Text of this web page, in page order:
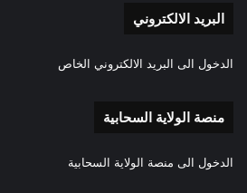
البريد الالكتروني
الدخول الى البريد الالكتروني الخاص
منصة الولاية السحابية
الدخول الى منصة الولاية السحابية